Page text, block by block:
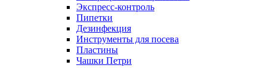
Экспресс-контроль
Пипетки
Дезинфекция
Инструменты для посева
Пластины
Чашки Петри